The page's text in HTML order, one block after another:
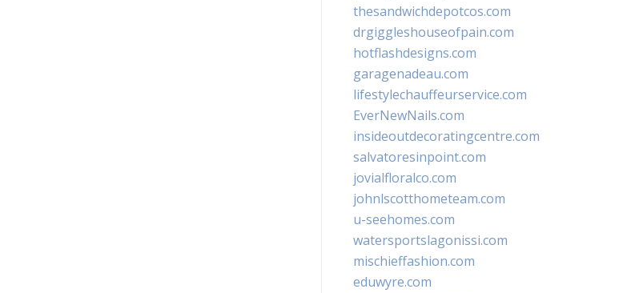
thesandwichdepotcos.com
drgiggleshouseofpain.com
hotflashdesigns.com
garagenadeau.com
lifestylechauffeurservice.com
EverNewNails.com
insideoutdecoratingcentre.com
salvatoresinpoint.com
jovialfloralco.com
johnlscotthometeam.com
u-seehomes.com
watersportslagonissi.com
mischieffashion.com
eduwyre.com